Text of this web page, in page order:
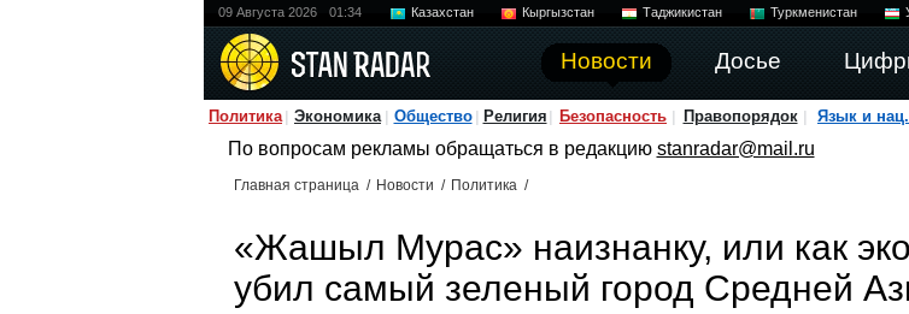
09 Августа 2026 01:34 Казахстан Кыргызстан Таджикистан Туркменистан
Новости Досье
Политика Экономика Общество Религия Безопасность Правопорядок Язык и
По вопросам рекламы обращаться в редакцию stanradar@mail.ru
Главная страница / Новости / Политика /
«Жашыл Мурас» наизнанку, или как
убил самый зеленый город Средней